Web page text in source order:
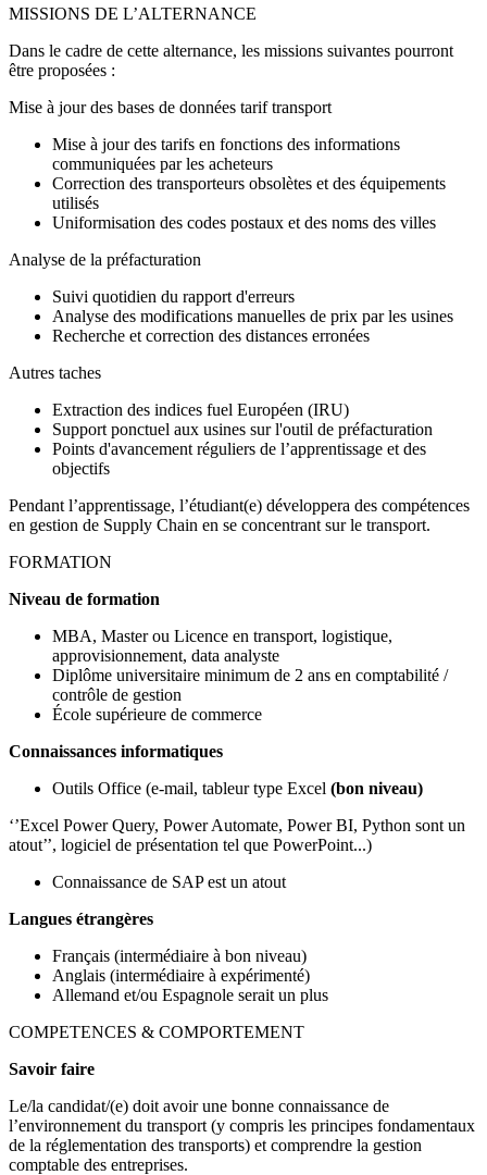
MISSIONS DE L’ALTERNANCE
Dans le cadre de cette alternance, les missions suivantes pourront
être proposées :
Mise à jour des bases de données tarif transport
Mise à jour des tarifs en fonctions des informations
communiquées par les acheteurs
Correction des transporteurs obsolètes et des équipements
utilisés
Uniformisation des codes postaux et des noms des villes
Analyse de la préfacturation
Suivi quotidien du rapport d'erreurs
Analyse des modifications manuelles de prix par les usines
Recherche et correction des distances erronées
Autres taches
Extraction des indices fuel Européen (IRU)
Support ponctuel aux usines sur l'outil de préfacturation
Points d'avancement réguliers de l’apprentissage et des
objectifs
Pendant l’apprentissage, l’étudiant(e) développera des compétences
en gestion de Supply Chain en se concentrant sur le transport.
FORMATION
Niveau de formation
MBA, Master ou Licence en transport, logistique,
approvisionnement, data analyste
Diplôme universitaire minimum de 2 ans en comptabilité /
contrôle de gestion
École supérieure de commerce
Connaissances informatiques
Outils Office (e-mail, tableur type Excel (bon niveau)
‘’Excel Power Query, Power Automate, Power BI, Python sont un
atout’’, logiciel de présentation tel que PowerPoint...)
Connaissance de SAP est un atout
Langues étrangères
Français (intermédiaire à bon niveau)
Anglais (intermédiaire à expérimenté)
Allemand et/ou Espagnole serait un plus
COMPETENCES & COMPORTEMENT
Savoir faire
Le/la candidat/(e) doit avoir une bonne connaissance de
l’environnement du transport (y compris les principes fondamentaux
de la réglementation des transports) et comprendre la gestion
comptable des entreprises.